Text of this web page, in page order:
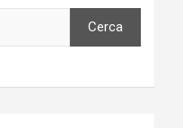
Cerca